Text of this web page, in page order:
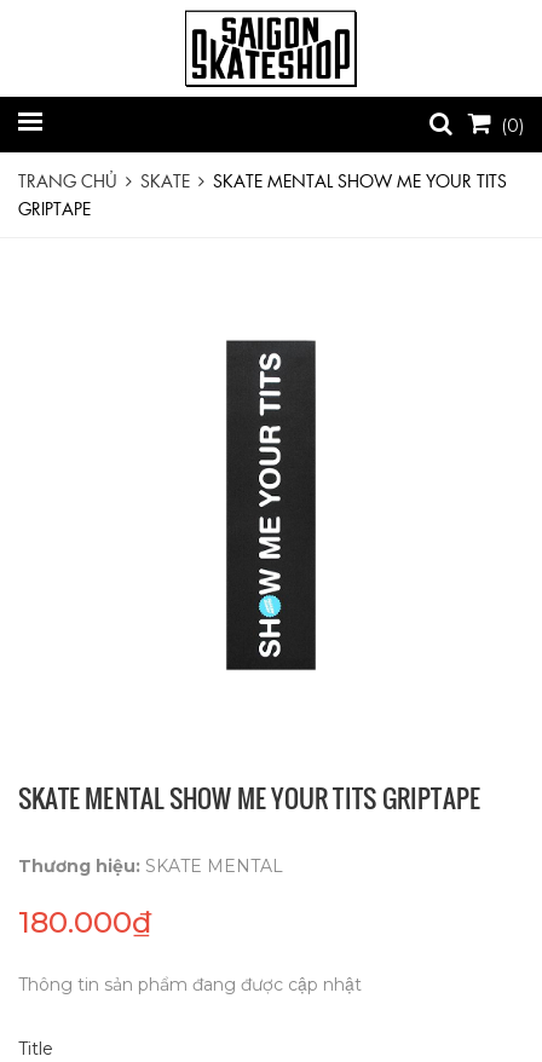
(0)
TRANG CHỦ SKATE
SKATE MENTAL SHOW ME YOUR TITS
GRIPTAPE
SKATE MENTAL SHOW ME YOUR TITS GRIPTAPE
Thương hiệu: SKATE MENTAL
180.000₫
Thông tin sản phẩm đang được cập nhật
Title